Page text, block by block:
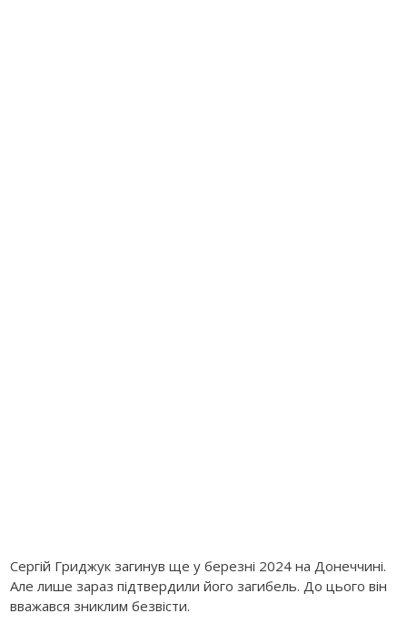
Сергій Гриджук загинув ще у березні 2024 на Донеччині.
Але лише зараз підтвердили його загибель. До цього він
вважався зниклим безвісти.